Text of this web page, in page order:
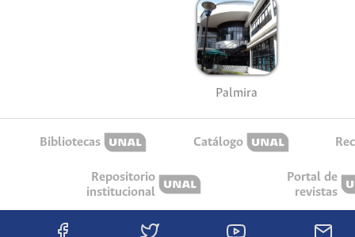
Palmira
Bibliotecas Catálogo
Repositorio
institucional
Portal de
revistas